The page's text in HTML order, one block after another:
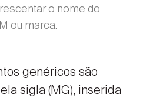
o nome do
ou marca.
genéricos são
sigla (MG), inserida